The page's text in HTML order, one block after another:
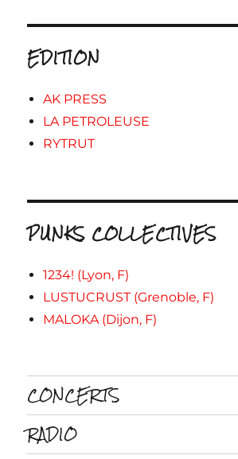
EDITION
AK PRESS
LA PETROLEUSE
RYTRUT
PUNKS COLLECTIVES
1234! (Lyon, F)
LUSTUCRUST (Grenoble, F)
MALOKA (Dijon, F)
CONCERTS
RADIO